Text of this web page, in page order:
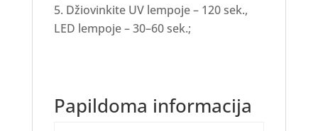
Džiovinkite UV lempoje – 120 sek.,
LED lempoje – 30–60 sek.;
Papildoma informacija